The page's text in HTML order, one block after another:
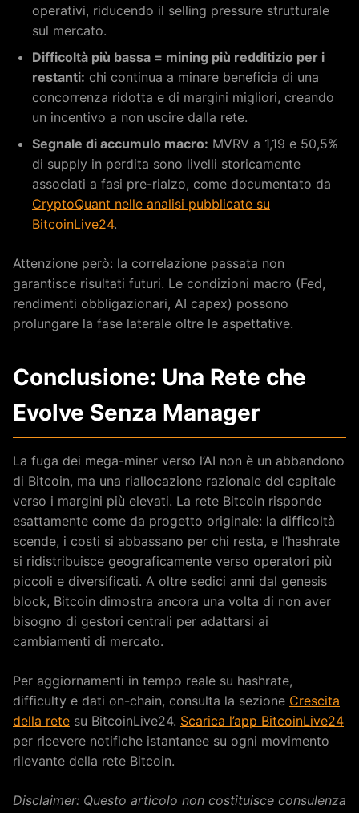
operativi, riducendo il selling pressure strutturale
sul mercato.
Difficoltà più bassa = mining più redditizio per i
restanti: chi continua a minare beneficia di una
concorrenza ridotta e di margini migliori, creando
un incentivo a non uscire dalla rete.
Segnale di accumulo macro: MVRV a 1,19 e 50,5%
di supply in perdita sono livelli storicamente
associati a fasi pre-rialzo, come documentato da
CryptoQuant nelle analisi pubblicate su
BitcoinLive24.
Attenzione però: la correlazione passata non
garantisce risultati futuri. Le condizioni macro (Fed,
rendimenti obbligazionari, AI capex) possono
prolungare la fase laterale oltre le aspettative.
Conclusione: Una Rete che
Evolve Senza Manager
La fuga dei mega-miner verso l’AI non è un abbandono
di Bitcoin, ma una riallocazione razionale del capitale
verso i margini più elevati. La rete Bitcoin risponde
esattamente come da progetto originale: la difficoltà
scende, i costi si abbassano per chi resta, e l’hashrate
si ridistribuisce geograficamente verso operatori più
piccoli e diversificati. A oltre sedici anni dal genesis
block, Bitcoin dimostra ancora una volta di non aver
bisogno di gestori centrali per adattarsi ai
cambiamenti di mercato.
Per aggiornamenti in tempo reale su hashrate,
difficulty e dati on-chain, consulta la sezione Crescita
della rete su BitcoinLive24. Scarica l’app BitcoinLive24
per ricevere notifiche istantanee su ogni movimento
rilevante della rete Bitcoin.
Disclaimer: Questo articolo non costituisce consulenza